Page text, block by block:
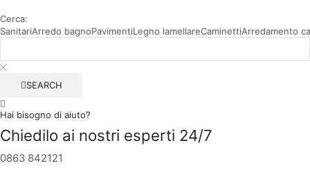
Cerca:
SanitariArredo bagnoPavimentiLegno lamellareCaminettiArredamento
SEARCH
Hai bisogno di aiuto?
Chiedilo ai nostri esperti 24/7
0863 842121